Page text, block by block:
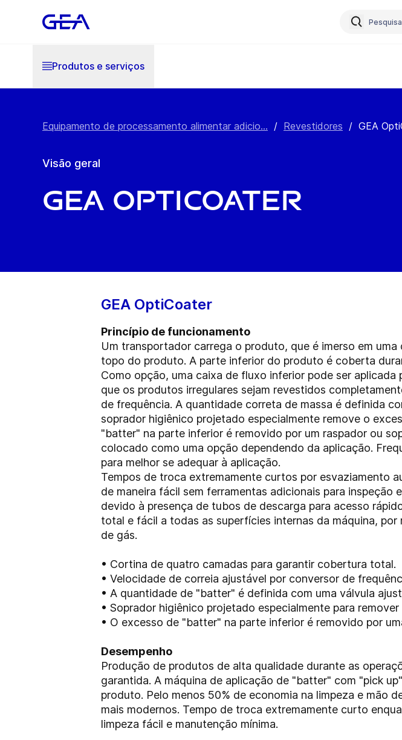
Produtos e serviços
Equipamento de processamento alimentar adicio... / Revestidores / GEA
Visão geral
GEA OptiCoater
GEA OptiCoater
Princípio de funcionamento
Um transportador carrega o produto, que é imerso em
topo do produto. A parte inferior do produto é coberta
Como opção, uma caixa de fluxo inferior pode ser aplicada
que os produtos irregulares sejam revestidos
de frequência. A quantidade correta de massa é definida
soprador higiênico projetado especialmente remove o
"batter" na parte inferior é removido por um raspador ou
colocado como uma opção dependendo da aplicação.
para melhor se adequar à aplicação.
Tempos de troca extremamente curtos por esvaziamento
de maneira fácil sem ferramentas adicionais para inspeção
devido à presença de tubos de descarga para acesso
total e fácil a todas as superfícies internas da máquina,
de gás.
• Cortina de quatro camadas para garantir cobertura total.
• Velocidade de correia ajustável por conversor de
• A quantidade de "batter" é definida com uma válvula
• Soprador higiênico projetado especialmente para
• O excesso de "batter" na parte inferior é removido por
Desempenho
Produção de produtos de alta qualidade durante as
garantida. A máquina de aplicação de "batter" com "pick
produto. Pelo menos 50% de economia na limpeza e mão
mais modernos. Tempo de troca extremamente curto
limpeza fácil e manutenção mínima.